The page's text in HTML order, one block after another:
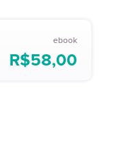
ebook
R$58,00